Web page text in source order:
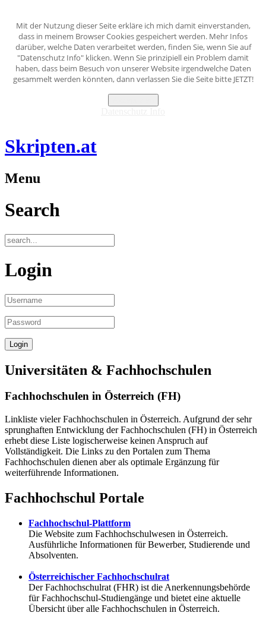
Mit der Nutzung dieser Seite erkläre ich mich damit einverstanden,
dass in meinem Browser Cookies gespeichert werden. Mehr Infos
darüber, welche Daten verarbeitet werden, finden Sie, wenn Sie auf
"Datenschutz Info" klicken. Wenn Sie prinzipiell ein Problem damit
haben, dass beim Besuch von unserer Website irgendwelche Daten
gesammelt werden könnten, dann verlassen Sie die Seite bitte JETZT!
Skripten.at
Menu
Search
Login
Universitäten & Fachhochschulen
Fachhochschulen in Österreich (FH)
Linkliste vieler Fachhochschulen in Österreich. Aufgrund der sehr
sprunghaften Entwicklung der Fachhochschulen (FH) in Österreich
erhebt diese Liste logischerweise keinen Anspruch auf
Vollständigkeit. Die Links zu den Portalen zum Thema
Fachhochschulen dienen aber als optimale Ergänzung für
weiterführende Informationen.
Fachhochschul Portale
Fachhochschul-Plattform
Die Website zum Fachhochschulwesen in Österreich.
Ausführliche Informationen für Bewerber, Studierende und
Absolventen.
Österreichischer Fachhochschulrat
Der Fachhochschulrat (FHR) ist die Anerkennungsbehörde
für Fachhochschul-Studiengänge und bietet eine aktuelle
Übersicht über alle Fachhochschulen in Österreich.